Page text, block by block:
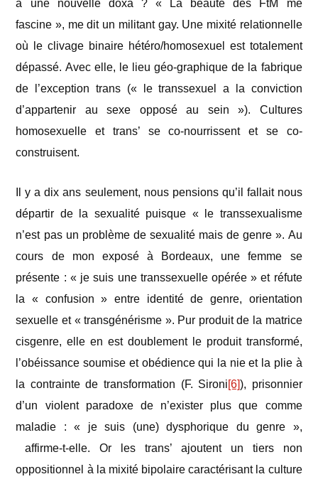
à une nouvelle doxa ? « La beauté des FtM me
fascine », me dit un militant gay. Une mixité relationnelle
où le clivage binaire hétéro/homosexuel est totalement
dépassé. Avec elle, le lieu géo-graphique de la fabrique
de l’exception trans (« le transsexuel a la conviction
d’appartenir au sexe opposé au sein »). Cultures
homosexuelle et trans’ se co-nourrissent et se co-
construisent.
Il y a dix ans seulement, nous pensions qu’il fallait nous
départir de la sexualité puisque « le transsexualisme
n’est pas un problème de sexualité mais de genre ». Au
cours de mon exposé à Bordeaux, une femme se
présente : « je suis une transsexuelle opérée » et réfute
la « confusion » entre identité de genre, orientation
sexuelle et « transgénérisme ». Pur produit de la matrice
cisgenre, elle en est doublement le produit transformé,
l’obéissance soumise et obédience qui la nie et la plie à
la contrainte de transformation (F. Sironi[6]), prisonnier
d’un violent paradoxe de n’exister plus que comme
maladie : « je suis (une) dysphorique du genre »,
affirme-t-elle. Or les trans’ ajoutent un tiers non
oppositionnel à la mixité bipolaire caractérisant la culture